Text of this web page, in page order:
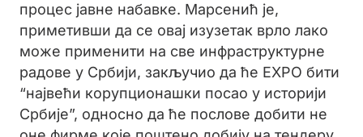
процес јавне набавке. Марсенић је,
приметивши да се овај изузетак врло лако
може применити на све инфраструктурне
радове у Србији, закључио да ће EXPO бити
“највећи корупционашки посао у историји
Србије”, односно да ће послове добити не